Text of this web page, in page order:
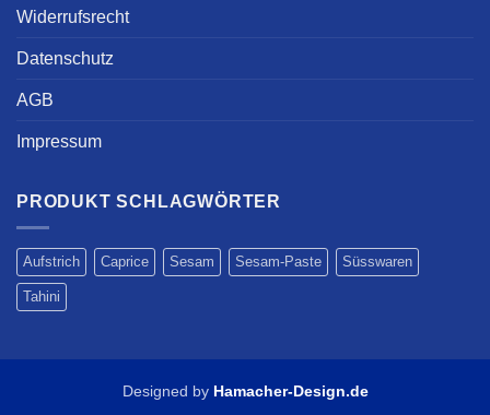
Widerrufsrecht
Datenschutz
AGB
Impressum
PRODUKT SCHLAGWÖRTER
Aufstrich Caprice Sesam Sesam-Paste Süsswaren
Tahini
Designed by Hamacher-Design.de